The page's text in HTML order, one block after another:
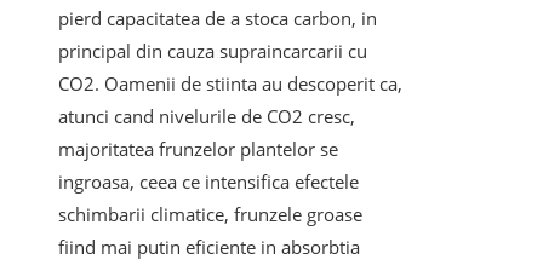
pierd capacitatea de a stoca carbon, in
principal din cauza supraincarcarii cu
CO2. Oamenii de stiinta au descoperit ca,
atunci cand nivelurile de CO2 cresc,
majoritatea frunzelor plantelor se
ingroasa, ceea ce intensifica efectele
schimbarii climatice, frunzele groase
fiind mai putin eficiente in absorbtia